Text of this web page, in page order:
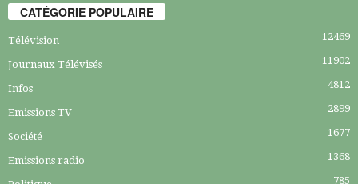
CATÉGORIE POPULAIRE
Télévision 12469
Journaux Télévisés 11902
Infos 4812
Emissions TV 2899
Société 1677
Emissions radio 1368
785